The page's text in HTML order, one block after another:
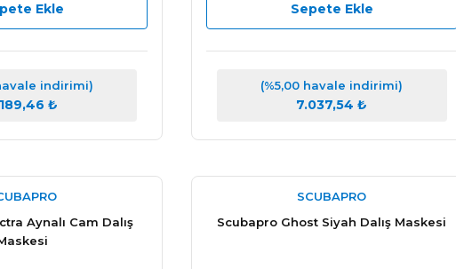
Ekle
indirimi)
₺
Sepete Ekle
(%5,00 havale indirimi)
7.037,54 ₺
Aynalı Cam Dalış
SCUBAPRO
Scubapro Ghost Siyah Dalış Maskesi